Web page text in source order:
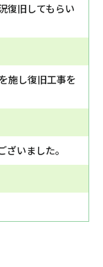
復旧してもらい
施し復旧工事を
いました。